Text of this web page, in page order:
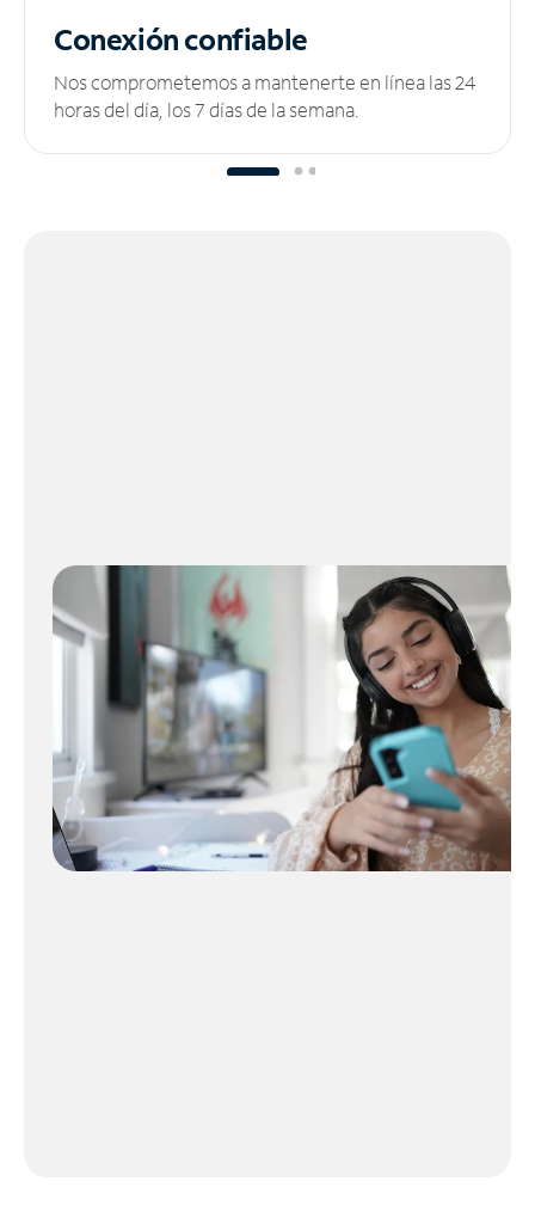
Conexión confiable
Nos comprometemos a mantenerte en línea las 24
horas del día, los 7 días de la semana.